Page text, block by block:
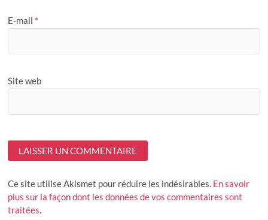
E-mail *
Site web
Ce site utilise Akismet pour réduire les indésirables. En savoir
plus sur la façon dont les données de vos commentaires sont
traitées.